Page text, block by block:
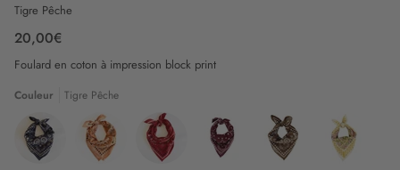
Tigre Pêche
20,00€
Foulard en coton à impression block print
Couleur Tigre Pêche